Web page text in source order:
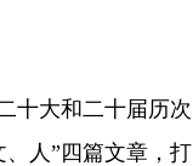
十大和二十届历次
人”四篇文章，打